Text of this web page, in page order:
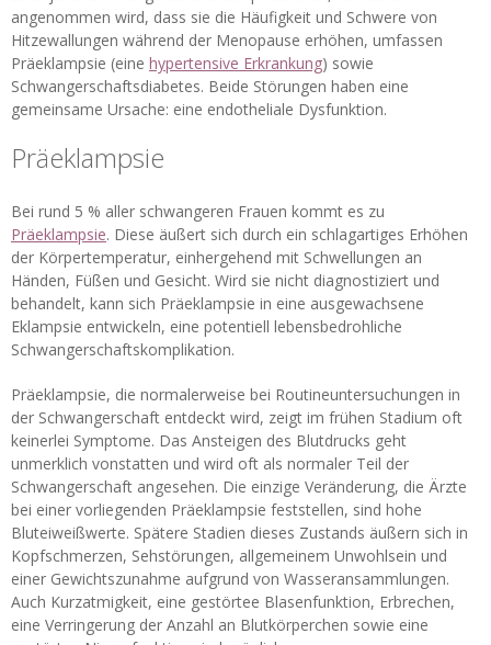
angenommen wird, dass sie die Häufigkeit und Schwere von
Hitzewallungen während der Menopause erhöhen, umfassen
Präeklampsie (eine hypertensive Erkrankung) sowie
Schwangerschaftsdiabetes. Beide Störungen haben eine
gemeinsame Ursache: eine endotheliale Dysfunktion.
Präeklampsie
Bei rund 5 % aller schwangeren Frauen kommt es zu
Präeklampsie. Diese äußert sich durch ein schlagartiges Erhöhen
der Körpertemperatur, einhergehend mit Schwellungen an
Händen, Füßen und Gesicht. Wird sie nicht diagnostiziert und
behandelt, kann sich Präeklampsie in eine ausgewachsene
Eklampsie entwickeln, eine potentiell lebensbedrohliche
Schwangerschaftskomplikation.
Präeklampsie, die normalerweise bei Routineuntersuchungen in
der Schwangerschaft entdeckt wird, zeigt im frühen Stadium oft
keinerlei Symptome. Das Ansteigen des Blutdrucks geht
unmerklich vonstatten und wird oft als normaler Teil der
Schwangerschaft angesehen. Die einzige Veränderung, die Ärzte
bei einer vorliegenden Präeklampsie feststellen, sind hohe
Bluteiweißwerte. Spätere Stadien dieses Zustands äußern sich in
Kopfschmerzen, Sehstörungen, allgemeinem Unwohlsein und
einer Gewichtszunahme aufgrund von Wasseransammlungen.
Auch Kurzatmigkeit, eine gestörtee Blasenfunktion, Erbrechen,
eine Verringerung der Anzahl an Blutkörperchen sowie eine